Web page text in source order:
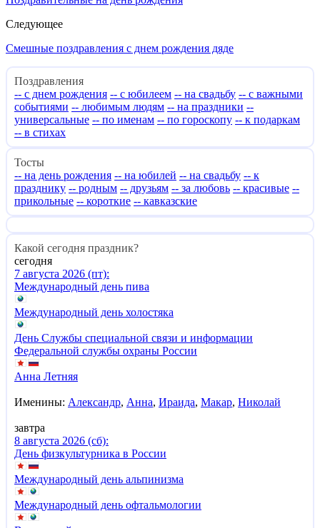
Следующее
Смешные поздравления с днем рождения дяде
Поздравления
-- с днем рождения -- с юбилеем -- на свадьбу -- с важными
событиями -- любимым людям -- на праздники --
универсальные -- по именам -- по гороскопу -- к подаркам
-- в стихах
Тосты
-- на день рождения -- на юбилей -- на свадьбу -- к
празднику -- родным -- друзьям -- за любовь -- красивые --
прикольные -- короткие -- кавказские
Какой сегодня праздник?
сегодня
7 августа 2026 (пт):
Международный день пива
Международный день холостяка
День Службы специальной связи и информации
Федеральной службы охраны России
Анна Летняя
Именины: Александр, Анна, Ираида, Макар, Николай
завтра
8 августа 2026 (сб):
День физкультурника в России
Международный день альпинизма
Международный день офтальмологии